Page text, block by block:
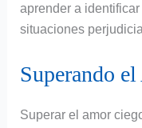
aprender a
situaciones
Superando
Superar el amor